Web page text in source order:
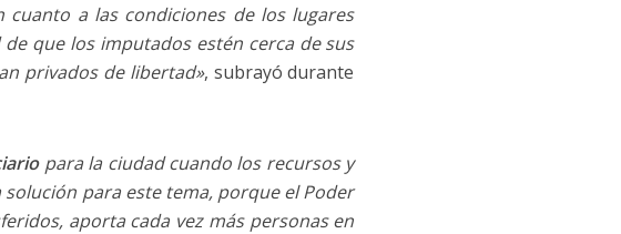
a las condiciones de los lugares
que los imputados estén cerca de sus
privados de libertad», subrayó durante
para la ciudad cuando los recursos y
para este tema, porque el Poder
aporta cada vez más personas en